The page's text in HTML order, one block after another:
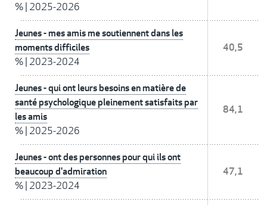
% 2025-2026
Jeunes - mes amis me soutiennent dans les
moments difficiles
% 2023-2024
40,5
Jeunes - qui ont leurs besoins en matière de
santé psychologique pleinement satisfaits par
les amis
% 2025-2026
84,1
Jeunes - ont des personnes pour qui ils ont
beaucoup d'admiration
% 2023-2024
47,1